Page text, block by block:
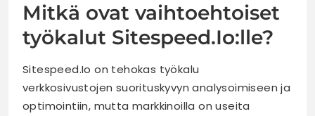
Mitkä ovat vaihtoehtoiset
työkalut Sitespeed.Io:lle?
Sitespeed.Io on tehokas työkalu
verkkosivustojen suorituskyvyn analysoimiseen ja
optimointiin, mutta markkinoilla on useita